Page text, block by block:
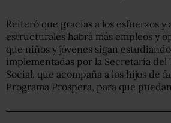
Reiteró que gracias a los esfuerzos y
estructurales habrá más empleos y
que niños y jóvenes sigan
implementadas por la Secretaría del
Social, que acompaña a los hijos de
Programa Prospera, para que